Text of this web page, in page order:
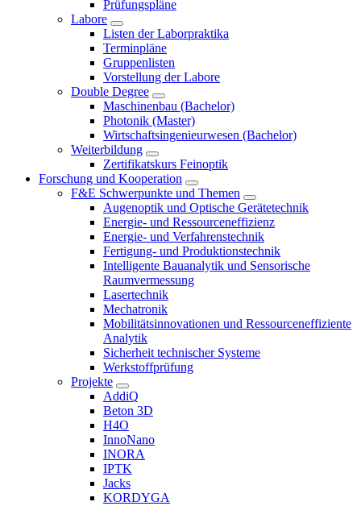
Prüfungspläne
Labore
Listen der Laborpraktika
Terminpläne
Gruppenlisten
Vorstellung der Labore
Double Degree
Maschinenbau (Bachelor)
Photonik (Master)
Wirtschaftsingenieurwesen (Bachelor)
Weiterbildung
Zertifikatskurs Feinoptik
Forschung und Kooperation
F&E Schwerpunkte und Themen
Augenoptik und Optische Gerätetechnik
Energie- und Ressourceneffizienz
Energie- und Verfahrenstechnik
Fertigung- und Produktionstechnik
Intelligente Bauanalytik und Sensorische
Raumvermessung
Lasertechnik
Mechatronik
Mobilitätsinnovationen und Ressourceneffiziente
Analytik
Sicherheit technischer Systeme
Werkstoffprüfung
Projekte
AddiQ
Beton 3D
H4O
InnoNano
INORA
IPTK
Jacks
KORDYGA